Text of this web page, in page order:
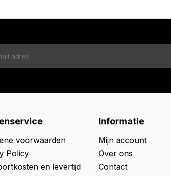
voorwaarden
Policy
en levertijd
Informatie
Mijn account
Over ons
Contact